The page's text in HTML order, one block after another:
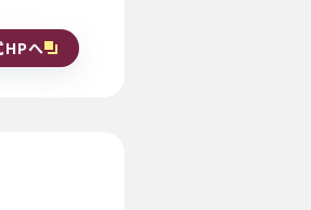
HPへ